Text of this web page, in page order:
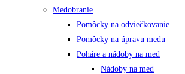
Medobranie
Pomôcky na odviečkovanie
Pomôcky na úpravu medu
Poháre a nádoby na med
Nádoby na med